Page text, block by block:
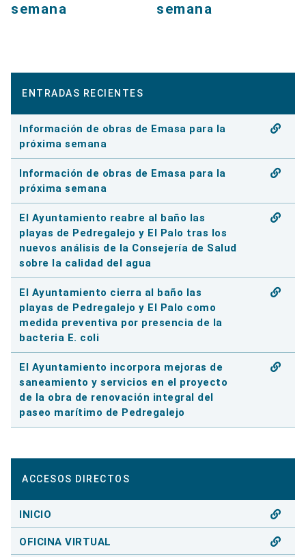
semana
semana
ENTRADAS RECIENTES
Información de obras de Emasa para la
próxima semana
Información de obras de Emasa para la
próxima semana
El Ayuntamiento reabre al baño las
playas de Pedregalejo y El Palo tras los
nuevos análisis de la Consejería de Salud
sobre la calidad del agua
El Ayuntamiento cierra al baño las
playas de Pedregalejo y El Palo como
medida preventiva por presencia de la
bacteria E. coli
El Ayuntamiento incorpora mejoras de
saneamiento y servicios en el proyecto
de la obra de renovación integral del
paseo marítimo de Pedregalejo
ACCESOS DIRECTOS
INICIO
OFICINA VIRTUAL